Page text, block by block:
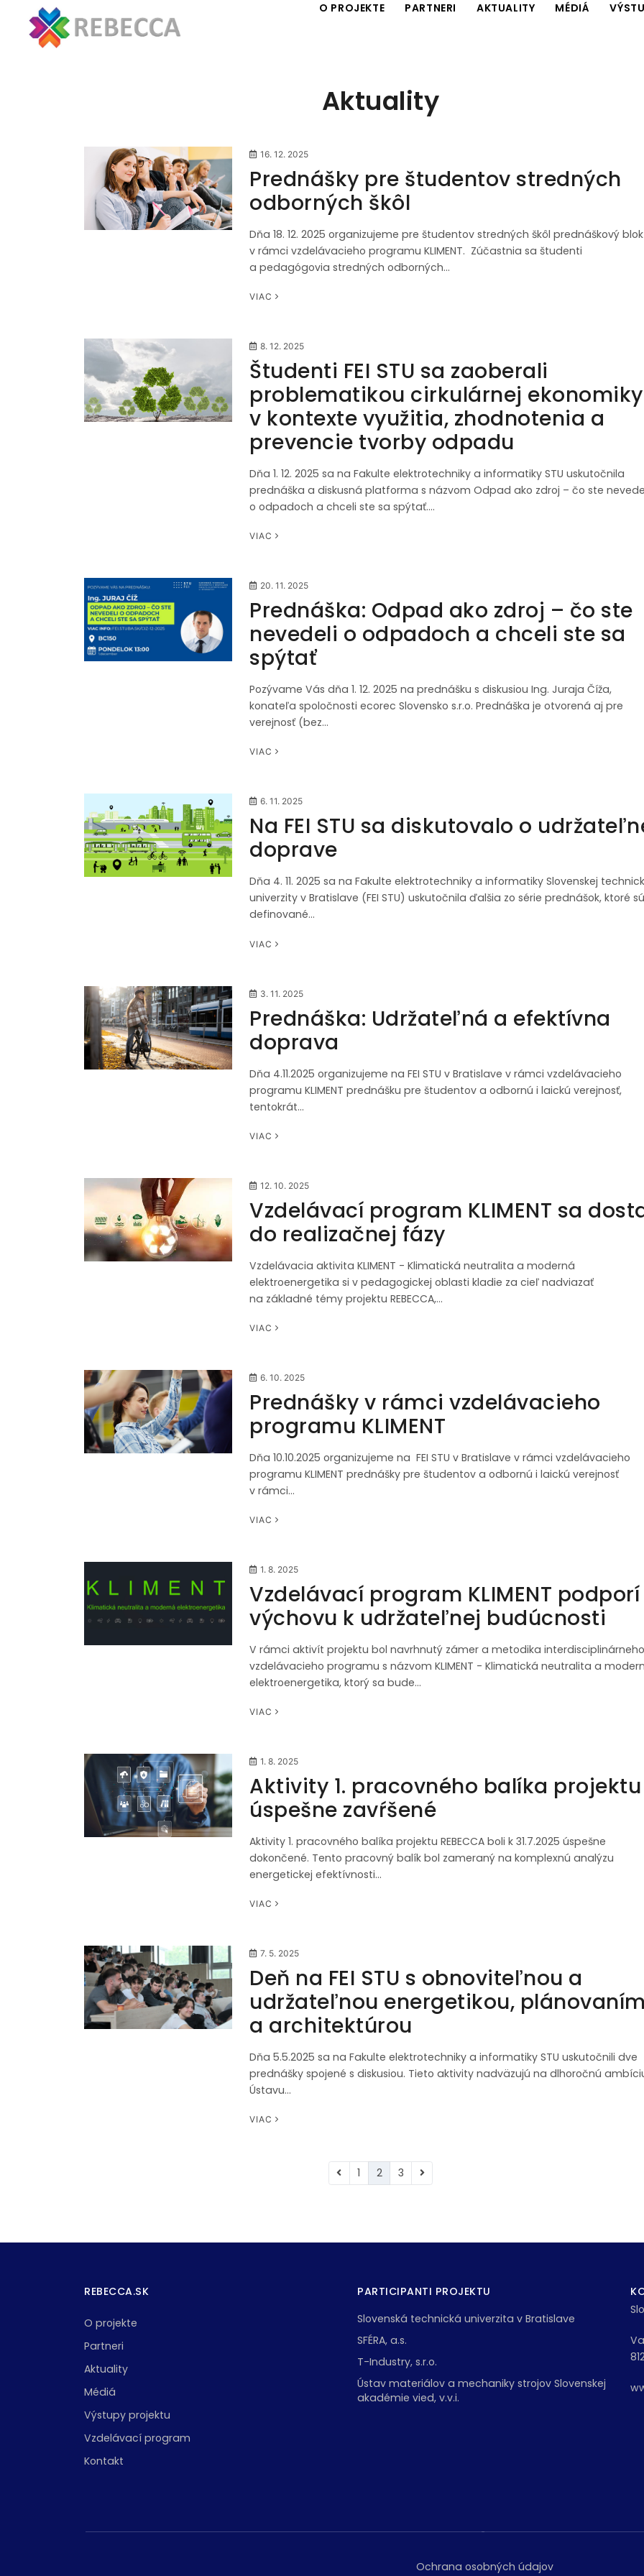
O PROJEKTE PARTNERI AKTUALITY MÉDIÁ
Aktuality
16. 12. 2025
Prednášky pre študentov stredných
odborných škôl
Dňa 18. 12. 2025 organizujeme pre študentov stredných škôl prednáškový blok
v rámci vzdelávacieho programu KLIMENT. Zúčastnia sa študenti
a pedagógovia stredných odborných…
VIAC
8. 12. 2025
Študenti FEI STU sa zaoberali
problematikou cirkulárnej ekonomiky
v kontexte využitia, zhodnotenia a
prevencie tvorby odpadu
Dňa 1. 12. 2025 sa na Fakulte elektrotechniky a informatiky STU uskutočnila
prednáška a diskusná platforma s názvom Odpad ako zdroj – čo ste
o odpadoch a chceli ste sa spýtať.…
VIAC
20. 11. 2025
Prednáška: Odpad ako zdroj – čo ste
nevedeli o odpadoch a chceli ste sa
spýtať
Pozývame Vás dňa 1. 12. 2025 na prednášku s diskusiou Ing. Juraja Číža,
konateľa spoločnosti ecorec Slovensko s.r.o. Prednáška je otvorená aj pre
verejnosť (bez…
VIAC
6. 11. 2025
Na FEI STU sa diskutovalo o
doprave
Dňa 4. 11. 2025 sa na Fakulte elektrotechniky a informatiky Slovenskej
univerzity v Bratislave (FEI STU) uskutočnila ďalšia zo série prednášok, ktoré
definované…
VIAC
3. 11. 2025
Prednáška: Udržateľná a efektívna
doprava
Dňa 4.11.2025 organizujeme na FEI STU v Bratislave v rámci vzdelávacieho
programu KLIMENT prednášku pre študentov a odbornú i laickú verejnosť,
tentokrát…
VIAC
12. 10. 2025
Vzdelávací program KLIMENT sa
do realizačnej fázy
Vzdelávacia aktivita KLIMENT - Klimatická neutralita a moderná
elektroenergetika si v pedagogickej oblasti kladie za cieľ nadviazať
na základné témy projektu REBECCA,…
VIAC
6. 10. 2025
Prednášky v rámci vzdelávacieho
programu KLIMENT
Dňa 10.10.2025 organizujeme na FEI STU v Bratislave v rámci vzdelávacieho
programu KLIMENT prednášky pre študentov a odbornú i laickú verejnosť
v rámci…
VIAC
1. 8. 2025
Vzdelávací program KLIMENT podporí
výchovu k udržateľnej budúcnosti
V rámci aktivít projektu bol navrhnutý zámer a metodika
vzdelávacieho programu s názvom KLIMENT - Klimatická neutralita a
elektroenergetika, ktorý sa bude…
VIAC
1. 8. 2025
Aktivity 1. pracovného balíka projektu
úspešne zavŕšené
Aktivity 1. pracovného balíka projektu REBECCA boli k 31.7.2025 úspešne
dokončené. Tento pracovný balík bol zameraný na komplexnú analýzu
energetickej efektívnosti…
VIAC
7. 5. 2025
Deň na FEI STU s obnoviteľnou a
udržateľnou energetikou,
a architektúrou
Dňa 5.5.2025 sa na Fakulte elektrotechniky a informatiky STU uskutočnili dve
prednášky spojené s diskusiou. Tieto aktivity nadväzujú na dlhoročnú
Ústavu…
VIAC
1 2 3
REBECCA.SK
O projekte
Partneri
Aktuality
Médiá
Výstupy projektu
Vzdelávací program
Kontakt
PARTICIPANTI PROJEKTU
Slovenská technická univerzita v Bratislave
SFÉRA, a.s.
T-Industry, s.r.o.
Ústav materiálov a mechaniky strojov Slovenskej
akadémie vied, v.v.i.
Ochrana osobných údajov